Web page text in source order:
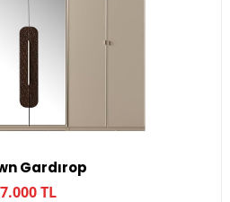
Gardırop
TL